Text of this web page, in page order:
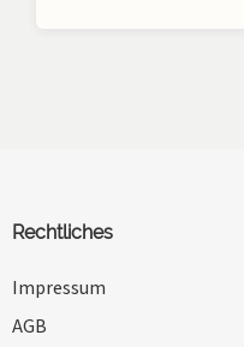
Rechtliches
Impressum
AGB